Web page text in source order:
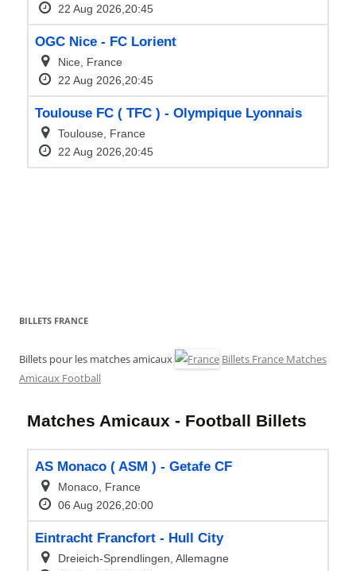
BILLETS FRANCE
Billets pour les matches amicaux
Billets France Matches
Amicaux Football